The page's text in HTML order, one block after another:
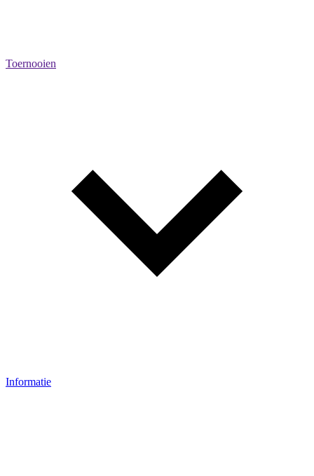
Toernooien
Informatie